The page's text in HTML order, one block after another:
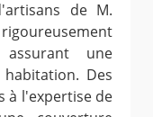
de M.
une
Des
à l'expertise de